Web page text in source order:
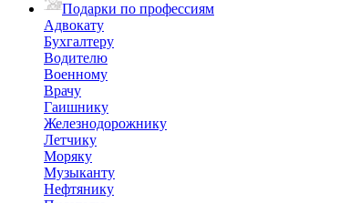
Подарки по профессиям
Адвокату
Бухгалтеру
Водителю
Военному
Врачу
Гаишнику
Железнодорожнику
Летчику
Моряку
Музыканту
Нефтянику